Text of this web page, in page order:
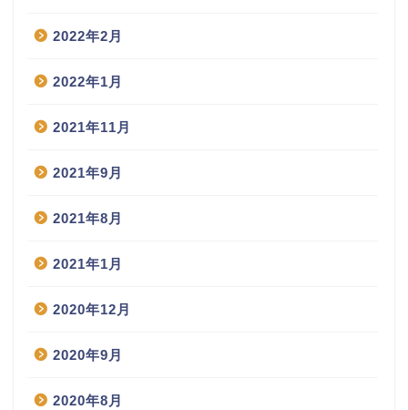
2022年2月
2022年1月
2021年11月
2021年9月
2021年8月
2021年1月
2020年12月
2020年9月
2020年8月